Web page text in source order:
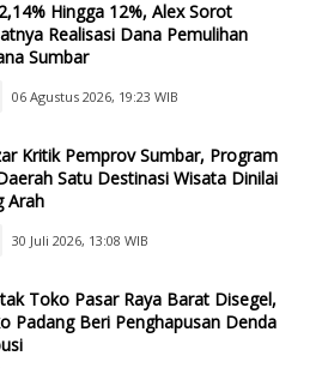
Hingga 12%, Alex Sorot
Realisasi Dana Pemulihan
Sumbar
06 Agustus 2026, 19:23 WIB
Kritik Pemprov Sumbar, Program
Satu Destinasi Wisata Dinilai
Arah
30 Juli 2026, 13:08 WIB
Toko Pasar Raya Barat Disegel,
Padang Beri Penghapusan Denda